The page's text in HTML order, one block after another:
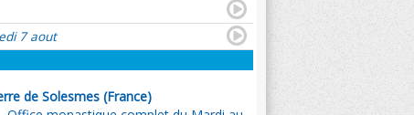
7 aout
de Solesmes (France)